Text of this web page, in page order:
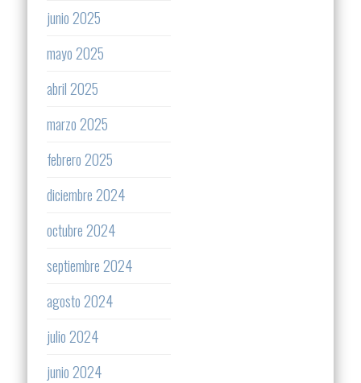
junio 2025
mayo 2025
abril 2025
marzo 2025
febrero 2025
diciembre 2024
octubre 2024
septiembre 2024
agosto 2024
julio 2024
junio 2024